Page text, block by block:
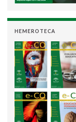
HEMEROTECA